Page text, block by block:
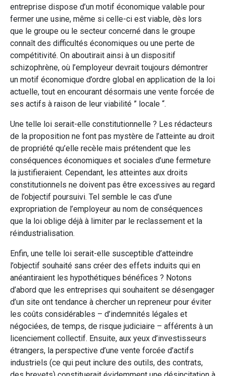
entreprise dispose d’un motif économique valable pour
fermer une usine, même si celle-ci est viable, dès lors
que le groupe ou le secteur concerné dans le groupe
connaît des difficultés économiques ou une perte de
compétitivité. On aboutirait ainsi à un dispositif
schizophrène, où l’employeur devrait toujours démontrer
un motif économique d’ordre global en application de la loi
actuelle, tout en encourant désormais une vente forcée de
ses actifs à raison de leur viabilité ” locale “.
Une telle loi serait-elle constitutionnelle ? Les rédacteurs
de la proposition ne font pas mystère de l’atteinte au droit
de propriété qu’elle recèle mais prétendent que les
conséquences économiques et sociales d’une fermeture
la justifieraient. Cependant, les atteintes aux droits
constitutionnels ne doivent pas être excessives au regard
de l’objectif poursuivi. Tel semble le cas d’une
expropriation de l’employeur au nom de conséquences
que la loi oblige déjà à limiter par le reclassement et la
réindustrialisation.
Enfin, une telle loi serait-elle susceptible d’atteindre
l’objectif souhaité sans créer des effets induits qui en
anéantiraient les hypothétiques bénéfices ? Notons
d’abord que les entreprises qui souhaitent se désengager
d’un site ont tendance à chercher un repreneur pour éviter
les coûts considérables – d’indemnités légales et
négociées, de temps, de risque judiciaire – afférents à un
licenciement collectif. Ensuite, aux yeux d’investisseurs
étrangers, la perspective d’une vente forcée d’actifs
industriels (ce qui peut inclure des outils, des contrats,